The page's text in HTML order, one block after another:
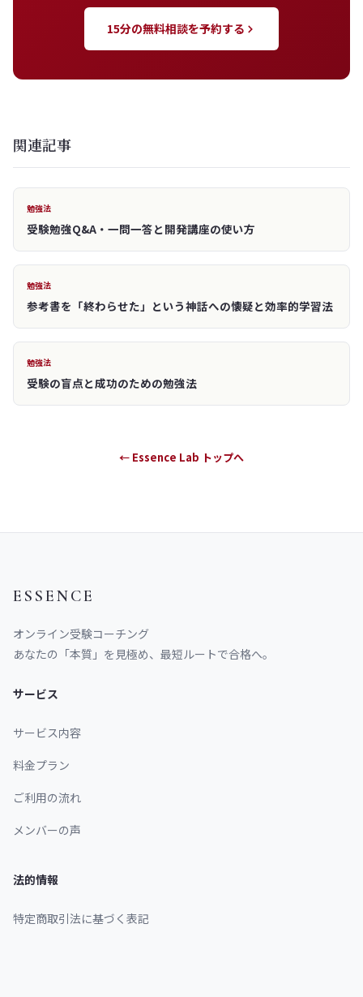
15分の無料相談を予約する
関連記事
勉強法
受験勉強Q&A・一問一答と開発講座の使い方
勉強法
参考書を「終わらせた」という神話への懐疑と効率的学習法
勉強法
受験の盲点と成功のための勉強法
← Essence Lab トップへ
ESSENCE
オンライン受験コーチング
あなたの「本質」を見極め、最短ルートで合格へ。
サービス
サービス内容
料金プラン
ご利用の流れ
メンバーの声
法的情報
特定商取引法に基づく表記